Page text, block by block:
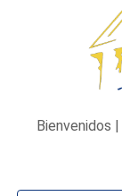
Bienvenidos |